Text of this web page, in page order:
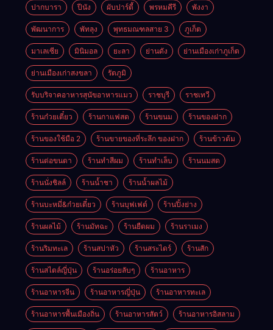
ปากบารา ปีนัง ผับปาร์ตี้ พรหมคีรี พังงา
พัฒนาการ พัทลุง พุทธมณฑลสาย 3 ภูเก็ต
มาเลเซีย มินิมอล ยะลา ย่านดัง ย่านเมืองเก่าภูเก็ต
ย่านเมืองเก่าสงขลา รัตภูมิ
รับบริจาคอาหารสุนัขอาหารแมว ราชบุรี ราชเทวี
ร้านก๋วยเตี๋ยว ร้านกาแฟสด ร้านขนม ร้านของฝาก
ร้านของใช้มือ 2 ร้านขายของที่ระลึก ของฝาก ร้านข้าวต้ม
ร้านต่อขนตา ร้านทำสีผม ร้านทำเล็บ ร้านนมสด
ร้านนั่งชิลล์ ร้านน้ำชา ร้านน้ำผลไม้
ร้านบะหมี่&ก๋วยเตี๋ยว ร้านบุฟเฟต์ ร้านปิ้งย่าง
ร้านผลไม้ ร้านมัทฉะ ร้านยืดผม ร้านราเมง
ร้านริมทะเล ร้านสปาหัว ร้านสระไดร์ ร้านสัก
ร้านสไตล์ญี่ปุ่น ร้านอร่อยลับๆ ร้านอาหาร
ร้านอาหารจีน ร้านอาหารญี่ปุ่น ร้านอาหารทะเล
ร้านอาหารพื้นเมืองถิ่น ร้านอาหารสัตว์ ร้านอาหารอิสลาม